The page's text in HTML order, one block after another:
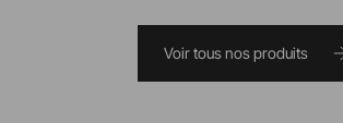
Voir tous nos produits